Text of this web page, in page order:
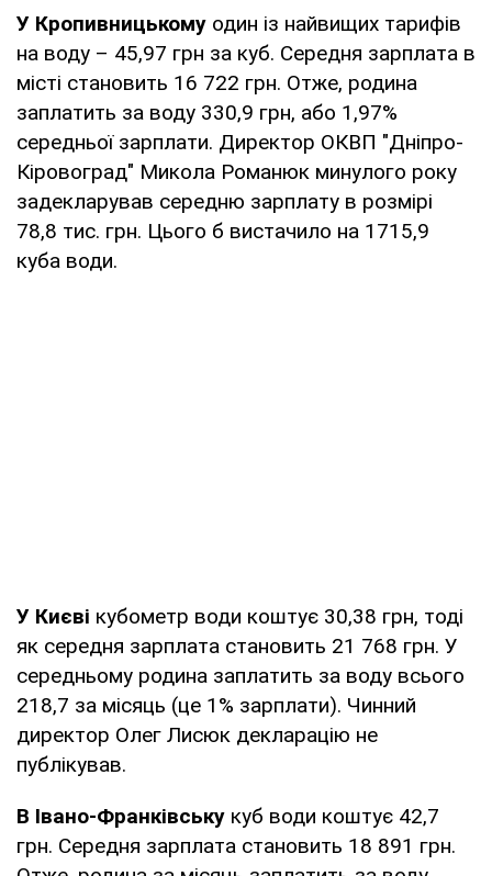
У Кропивницькому один із найвищих тарифів
на воду – 45,97 грн за куб. Середня зарплата в
місті становить 16 722 грн. Отже, родина
заплатить за воду 330,9 грн, або 1,97%
середньої зарплати. Директор ОКВП "Дніпро-
Кіровоград" Микола Романюк минулого року
задекларував середню зарплату в розмірі
78,8 тис. грн. Цього б вистачило на 1715,9
куба води.
У Києві кубометр води коштує 30,38 грн, тоді
як середня зарплата становить 21 768 грн. У
середньому родина заплатить за воду всього
218,7 за місяць (це 1% зарплати). Чинний
директор Олег Лисюк декларацію не
публікував.
В Івано-Франківську куб води коштує 42,7
грн. Середня зарплата становить 18 891 грн.